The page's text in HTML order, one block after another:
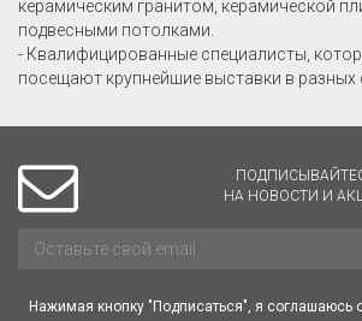
керамическим гранитом, керамической
подвесными потолками.
- Квалифицированные специалисты,
посещают крупнейшие выставки в разных
НА НОВОСТИ И
Нажимая кнопку "Подписаться", я соглашаюсь